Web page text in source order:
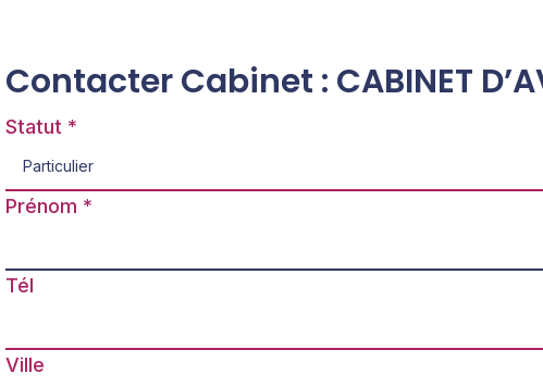
Contacter Cabinet : CABINET
Statut
Prénom
Tél
Ville